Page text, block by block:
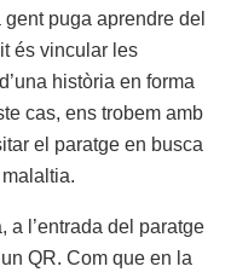
puga aprendre del
és vincular les
història en forma
cas, ens trobem amb
el paratge en busca
a l’entrada del paratge
QR. Com que en la